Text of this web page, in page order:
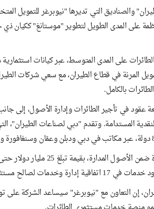
والصناديق التي تديرها "نيوبرغر للتمويل
على المدى الطويل لتطوير "موستانغ" ككيان
دولار في أصول الطائرات على المدى المتوسط، عبر كيانات
المرنة في قطاع الطيران، مع سعي شركات
بالكامل.
عقود في تأجير الطائرات وإدارة الأصول، إلى
المستدامة. وتقدم "دبي لصناعات الطيران"،
مؤسسيين وماليين.
إن التعاون مع "نيوبرغر" سيساعد الشركة على